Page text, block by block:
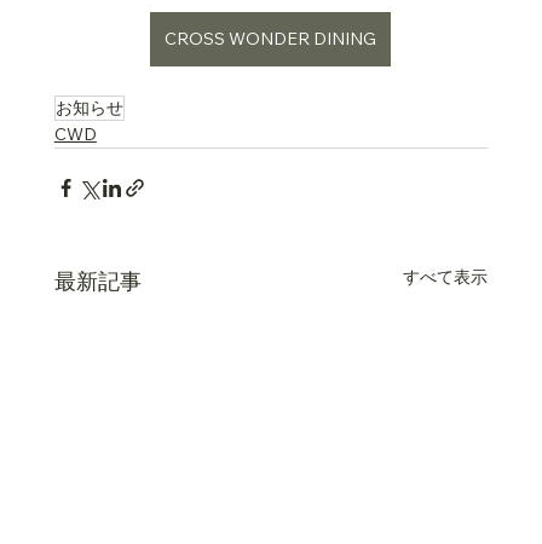
CROSS WONDER DINING
お知らせ
CWD
最新記事 すべて表示